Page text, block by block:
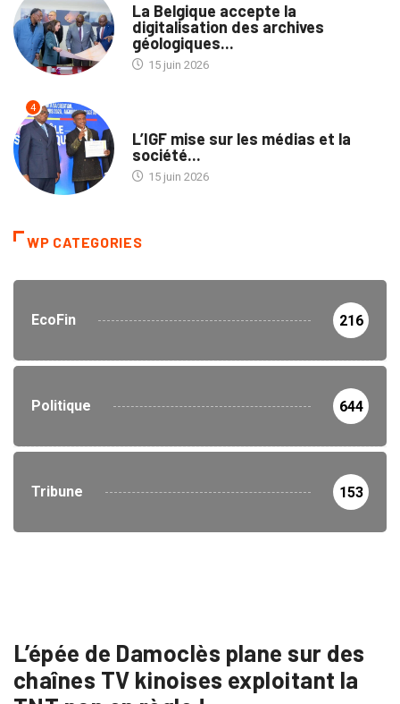
La Belgique accepte la
digitalisation des archives
géologiques...
15 juin 2026
4
L’IGF mise sur les médias et la
société...
15 juin 2026
WP CATEGORIES
EcoFin 216
Politique 644
Tribune 153
L’épée de Damoclès plane sur des
chaînes TV kinoises exploitant la